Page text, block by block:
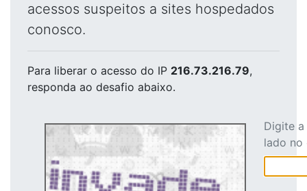
acessos suspeitos a sites hospedados
conosco.
Para liberar o acesso do IP 216.73.216.79,
responda ao desafio abaixo.
Digite
lado no